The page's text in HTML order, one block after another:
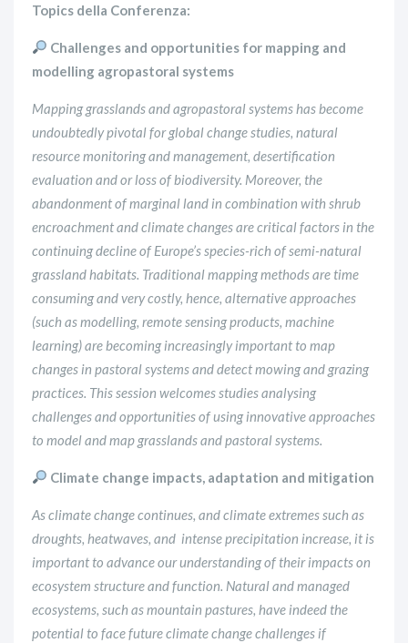
Topics della Conferenza:
Challenges and opportunities for mapping and
modelling agropastoral systems
Mapping grasslands and agropastoral systems has become
undoubtedly pivotal for global change studies, natural
resource monitoring and management, desertification
evaluation and or loss of biodiversity. Moreover, the
abandonment of marginal land in combination with shrub
encroachment and climate changes are critical factors in the
continuing decline of Europe’s species-rich of semi-natural
grassland habitats. Traditional mapping methods are time
consuming and very costly, hence, alternative approaches
(such as modelling, remote sensing products, machine
learning) are becoming increasingly important to map
changes in pastoral systems and detect mowing and grazing
practices. This session welcomes studies analysing
challenges and opportunities of using innovative approaches
to model and map grasslands and pastoral systems.
Climate change impacts, adaptation and mitigation
As climate change continues, and climate extremes such as
droughts, heatwaves, and intense precipitation increase, it is
important to advance our understanding of their impacts on
ecosystem structure and function. Natural and managed
ecosystems, such as mountain pastures, have indeed the
potential to face future climate change challenges if